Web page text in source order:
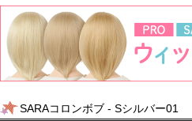
SARAコロンボブ - Sシルバー01